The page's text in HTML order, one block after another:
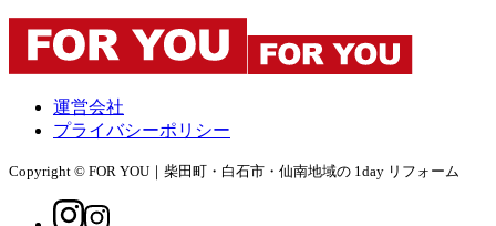
運営会社
プライバシーポリシー
Copyright © FOR YOU｜柴田町・白石市・仙南地域の 1day リフォーム